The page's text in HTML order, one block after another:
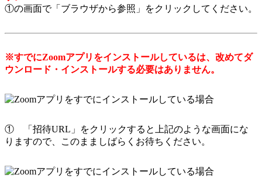
①の画面で「ブラウザから参照」をクリックしてください。
※すでにZoomアプリをインストールしているは、改めてダ
ウンロード・インストールする必要はありません。
① 「招待URL」をクリックすると上記のような画面にな
りますので、このまましばらくお待ちください。